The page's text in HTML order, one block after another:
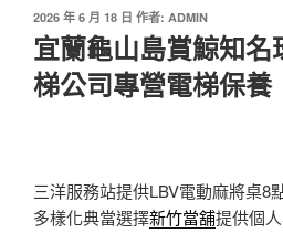
發
佈
於
2026 年 6 月 18 日 作者: ADMIN
宜蘭龜山島賞鯨知
梯公司專營電梯保養
三洋服務站提供LBV電動麻將桌8
多樣化典當選擇新竹當舖提供個